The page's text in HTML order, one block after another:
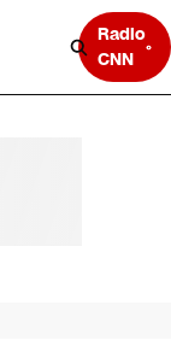
Radio
CNN